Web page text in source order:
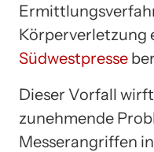
Körperverletzung
Südwestpresse
Dieser Vorfall
zunehmende
Messerangriffen